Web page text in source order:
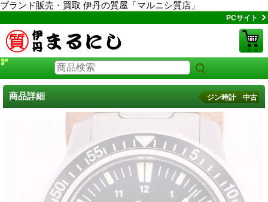
ブランド販売・買取 伊丹の質屋「マルニシ質店」
PCサイト
商品詳細 ジン時計 中古